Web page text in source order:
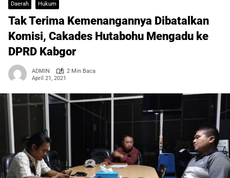
Daerah Hukum
Tak Terima Kemenangannya Dibatalkan
Komisi, Cakades Hutabohu Mengadu ke
DPRD Kabgor
ADMIN
2 Min Baca
April 21, 2021